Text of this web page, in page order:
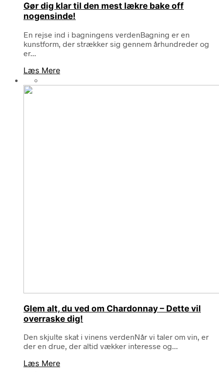
Gør dig klar til den mest lækre bake off
nogensinde!
En rejse ind i bagningens verdenBagning er en
kunstform, der strækker sig gennem århundreder og
er...
Læs Mere
Glem alt, du ved om Chardonnay – Dette vil
overraske dig!
Den skjulte skat i vinens verdenNår vi taler om vin, er
der en drue, der altid vækker interesse og...
Læs Mere